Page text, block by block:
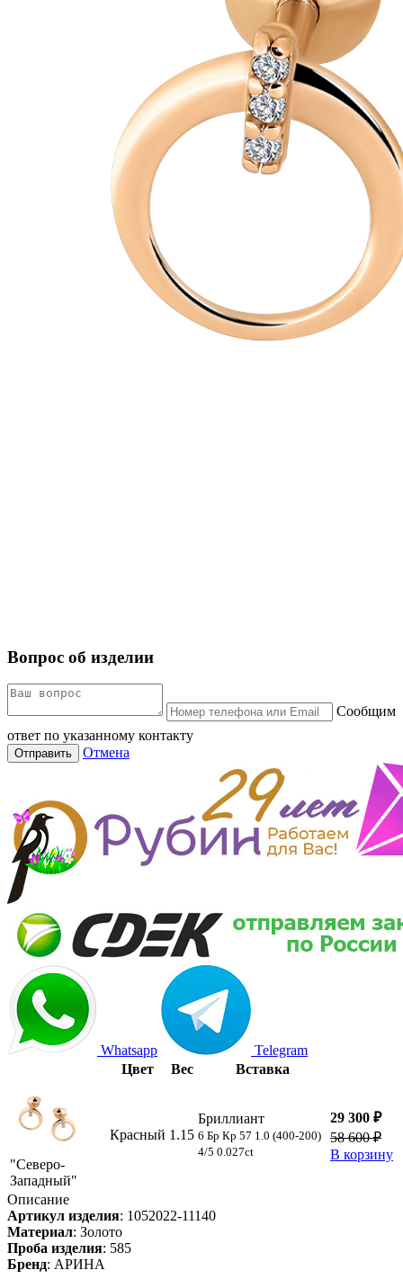
Вопрос об изделии
Сообщим
ответ по указанному контакту
Отправить Отмена
Whatsapp
Telegram
Цвет
Вес Вставка
"Северо-
Западный"
Красный 1.15
Бриллиант
6 Бр Кр 57 1.0 (400-200)
4/5 0.027ct
29 300 ₽
58 600 ₽
В корзину
Описание
Артикул изделия: 1052022-11140
Материал: Золото
Проба изделия: 585
Бренд: АРИНА